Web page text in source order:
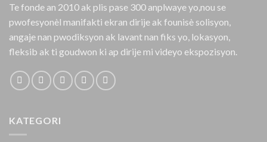
Te fonde an 2010 ak plis pase 300 anplwaye yo,nou se
pwofesyonèl manifakti ekran dirije ak founisè solisyon,
angaje nan pwodiksyon ak lavant nan fiks yo, lokasyon,
fleksib ak ti goudwon ​​ki ap dirije mi videyo ekspozisyon.
KATEGORI